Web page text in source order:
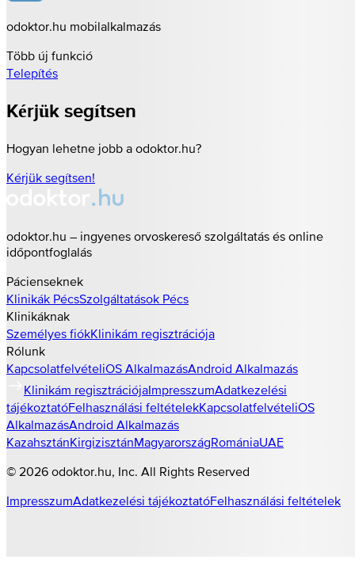
odoktor.hu mobilalkalmazás
Több új funkció
Telepítés
Kérjük segítsen
Hogyan lehetne jobb a odoktor.hu?
Kérjük segítsen!
odoktor.hu – ingyenes orvoskereső szolgáltatás és online
időpontfoglalás
Pácienseknek
Klinikák PécsSzolgáltatások Pécs
Klinikáknak
Személyes fiókKlinikám regisztrációja
Rólunk
KapcsolatfelvételiOS AlkalmazásAndroid Alkalmazás
Klinikám regisztrációjaImpresszumAdatkezelési
tájékoztatóFelhasználási feltételekKapcsolatfelvételiOS
AlkalmazásAndroid Alkalmazás
KazahsztánKirgizisztánMagyarországRomániaUAE
© 2026 odoktor.hu, Inc. All Rights Reserved
ImpresszumAdatkezelési tájékoztatóFelhasználási feltételek